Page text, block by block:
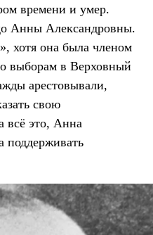
времени и умер.
Анны Александровны.
хотя она была членом
выборам в Верховный
арестовывали,
свою
всё это, Анна
поддерживать